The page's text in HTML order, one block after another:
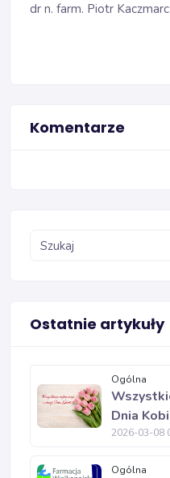
dr n. farm. Piotr
Komentarze
Ostatnie artykuły
Ogólna
Dnia
2026-03-08
Ogólna